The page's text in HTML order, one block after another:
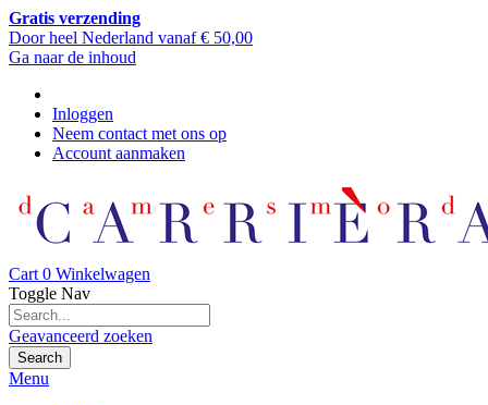
Gratis verzending
Door heel Nederland vanaf € 50,00
Ga naar de inhoud
Inloggen
Neem contact met ons op
Account aanmaken
Cart 0 Winkelwagen
Toggle Nav
Geavanceerd zoeken
Search
Menu